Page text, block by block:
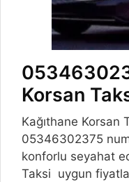
Korsan
Kağıthane Korsan
05346302375
konforlu seyahat
Taksi uygun